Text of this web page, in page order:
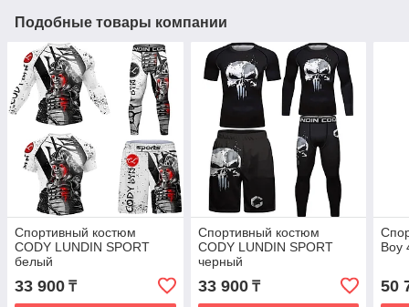
Подобные товары компании
Спортивный костюм
CODY LUNDIN SPORT
белый
33 900 ₸
Спортивный костюм
CODY LUNDIN SPORT
черный
33 900₸
Boy
50